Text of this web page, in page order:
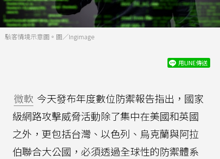
駭客情境示意圖。圖／Ingimage
用LINE傳送
微軟 今天發布年度數位防禦報告指出，國家
級網路攻擊威脅活動除了集中在美國和英國
之外，更包括台灣、以色列、烏克蘭與阿拉
伯聯合大公國，必須透過全球性的防禦體系